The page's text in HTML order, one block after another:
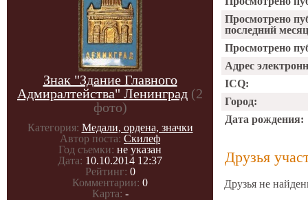
Знак "Здание Главного
Адмиралтейства" Ленинград (2
фото)
Категория: Медали, ордена, значки
Автор поста: Скилеф
Год съемки: не указан
Дата: 10.10.2014 12:37
Рейтинг: 0
Комментарии: 0
Карта: -
Просмотрено
последний
Просмотрено
Адрес
ICQ:
Город:
Дата рождения:
Друзья
Друзья не